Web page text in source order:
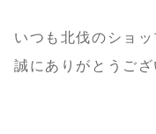
いつも北伐のショ
誠にありがとうござ